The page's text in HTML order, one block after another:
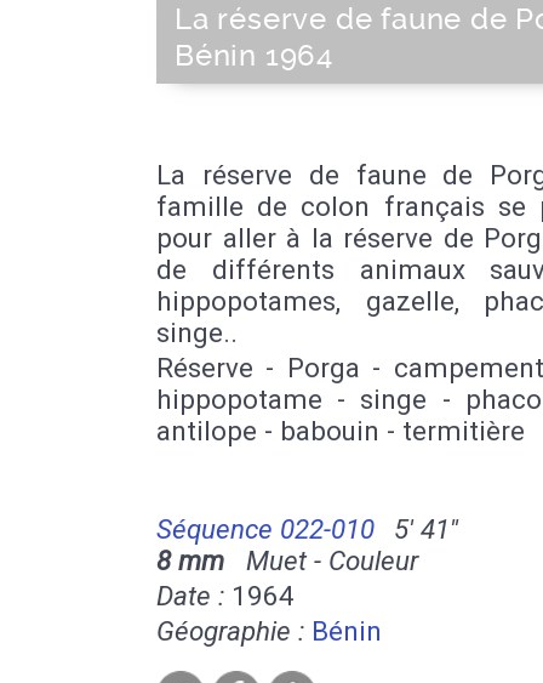
La réserve de faune de
Bénin 1964
La réserve de faune de
famille de colon français se
pour aller à la réserve de
de différents animaux
hippopotames, gazelle,
singe..
Réserve - Porga -
hippopotame - singe -
antilope - babouin - termitière
Séquence 022-010
5' 41''
8 mm Muet - Couleur
Date : 1964
Géographie : Bénin